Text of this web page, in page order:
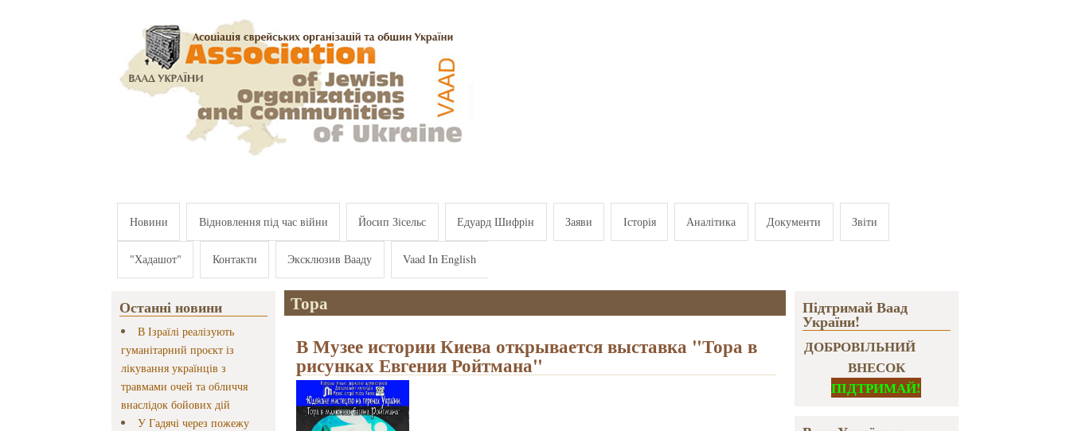
Новини Відновлення під час війни Йосип Зісельс Едуард Шифрін Заяви Історія Аналітика Документи Звіти
"Хадашот" Контакти Эксклюзив Вааду Vaad In English
Останні новини
В Ізраїлі реалізують
гуманітарний проєкт із
лікування українців з
травмами очей та обличчя
внаслідок бойових дій
У Гадячі через пожежу
Тора
В Музее истории Киева открывается выставка "Тора в
рисунках Евгения Ройтмана"
Підтримай Ваад
України!
ДОБРОВІЛЬНИЙ
ВНЕСОК
ПІДТРИМАЙ!